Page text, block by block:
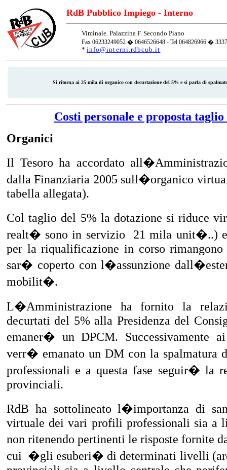
RdB Pubblico Impiego - Interno
Viminale. Palazzina F. Secondo Piano
Fax 06233249052 � 0646526648 - Tel 064826966 �
* info@interni.rdbcub.it
Si ritorna ai 25 mila di organico con decurtazione del 5% e si parla di
Costi personale e proposta
Organici
Il Tesoro ha accordato
dalla Finanziaria 2005 sull�organico
tabella allegata).
Col taglio del 5% la dotazione si riduce
realt� sono in servizio
21 mila unit�..)
per la riqualificazione in corso
sar� coperto con l�assunzione
mobilit�.
L�Amministrazione ha fornito la
decurtati del 5% alla Presidenza del
emaner� un DPCM. Successivamente
verr� emanato un DM con la
professionali e a questa fase seguir� la
provinciali.
RdB ha sottolineato l�importanza di
virtuale dei vari profili professionali sia a
non ritenendo pertinenti le risposte fornite
cui �gli esuberi� di determinati livelli